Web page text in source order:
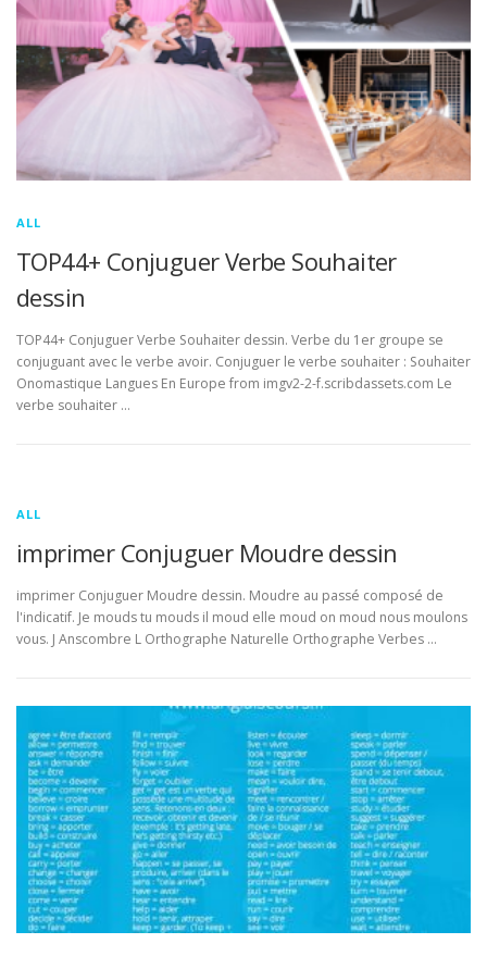
ALL
TOP44+ Conjuguer Verbe Souhaiter
dessin
TOP44+ Conjuguer Verbe Souhaiter dessin. Verbe du 1er groupe se
conjuguant avec le verbe avoir. Conjuguer le verbe souhaiter : Souhaiter
Onomastique Langues En Europe from imgv2-2-f.scribdassets.com Le
verbe souhaiter …
ALL
imprimer Conjuguer Moudre dessin
imprimer Conjuguer Moudre dessin. Moudre au passé composé de
l'indicatif. Je mouds tu mouds il moud elle moud on moud nous moulons
vous. J Anscombre L Orthographe Naturelle Orthographe Verbes …